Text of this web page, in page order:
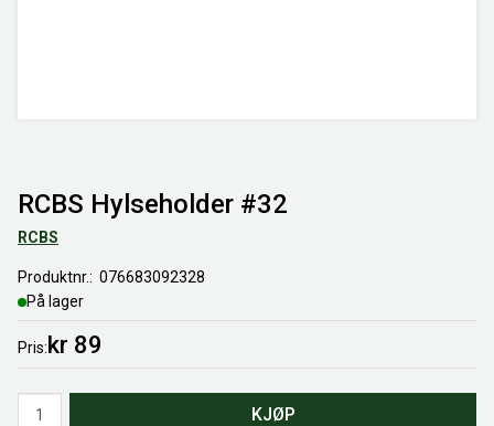
RCBS Hylseholder #32
RCBS
Produktnr.
076683092328
På lager
Pris kr 89
KJØP